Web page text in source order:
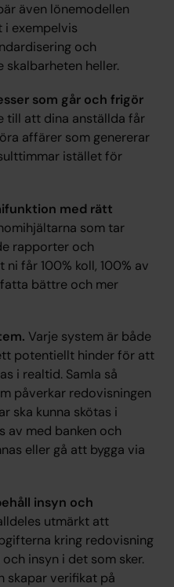
även lönemodellen
exempelvis
och
skalbarheten heller.
som går och frigör
till att dina anställda får
affärer som genererar
istället för
med rätt
som tar
rapporter och
får 100% koll, 100% av
bättre och mer
Varje system är både
potentiellt hinder för att
i realtid. Samla så
påverkar redovisningen
ska kunna skötas i
av med banken och
eller gå att bygga via
insyn och
utmärkt att
kring redovisning
insyn i det som sker.
skapar verifikat på